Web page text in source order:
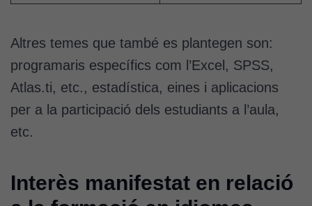
Altres temes que també es plantegen son:
programaris específics com l’Excel, SPSS,
Atlas.ti, etc., estadística, eines i aplicacions
per a la participació dels estudiants a l’aula,
etc.
Interès manifestat en relació
Si rebutgeu
cookies,
funcionalitats
desapareixeran
del lloc web.
Per a oferir
continguts